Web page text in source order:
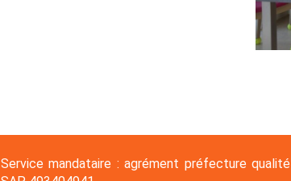
Service mandataire : agrément préfecture qualité